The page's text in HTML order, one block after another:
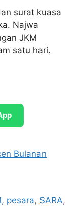
surat kuasa
Najwa
JKM
satu hari.
Bulanan
, pesara, SARA,